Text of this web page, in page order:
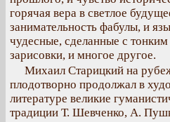
горячая вера в светлое
занимательность фабулы, и
чудесные, сделанные с
зарисовки, и многое другое.
Михаил Старицкий на
плодотворно продолжал в
литературе великие
традиции Т. Шевченко, А.